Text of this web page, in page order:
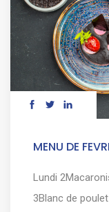
MENU DE
Lundi
3Blanc de